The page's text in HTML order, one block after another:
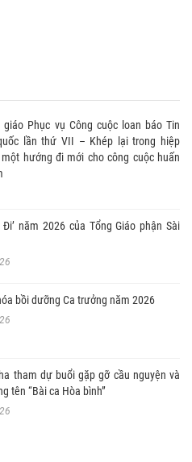
Phục vụ Công cuộc loan báo Tin
lần thứ VII – Khép lại trong hiệp
hướng đi mới cho công cuộc huấn
Đi’ năm 2026 của Tổng Giáo phận Sài
bồi dưỡng Ca trưởng năm 2026
tham dự buổi gặp gỡ cầu nguyện và
tên “Bài ca Hòa bình”